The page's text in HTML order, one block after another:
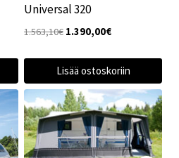
Universal 320
1.563,10€ Alkuperäinen
1.390,00€Nykyinen
Lisää ostoskoriin